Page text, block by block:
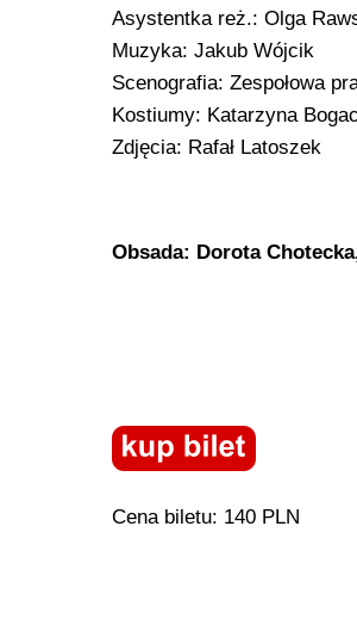
Asystentka reż.: Olga
Muzyka: Jakub Wójcik
Scenografia: Zespołowa
Kostiumy: Katarzyna
Zdjęcia: Rafał Latoszek
Obsada: Dorota
Cena biletu: 140 PLN